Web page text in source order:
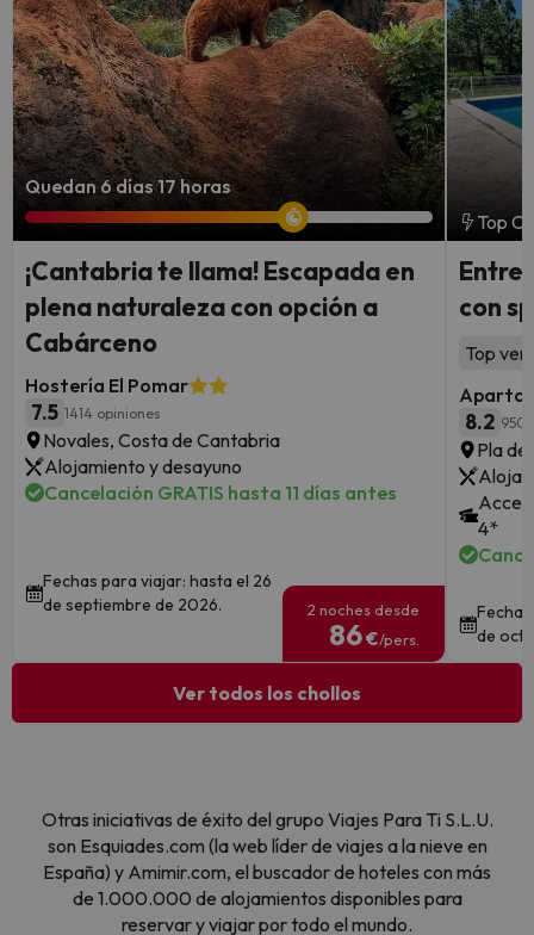
Quedan 6 días 17 horas
¡Cantabria te llama! Escapada en
plena naturaleza con opción a
Cabárceno
Hostería El Pomar
7.5 1414 opiniones
Novales, Costa de Cantabria
Alojamiento y desayuno
Cancelación GRATIS hasta 11 días antes
Fechas para viajar: hasta el 26
de septiembre de 2026.
2 noches desde
86€/pers.
Top
Entre
con
Top
8.2 950
Pla
4*
de
Ver todos los chollos
Otras iniciativas de éxito del grupo Viajes Para Ti S.L.U.
son Esquiades.com (la web líder de viajes a la nieve en
España) y Amimir.com, el buscador de hoteles con más
de 1.000.000 de alojamientos disponibles para
reservar y viajar por todo el mundo.